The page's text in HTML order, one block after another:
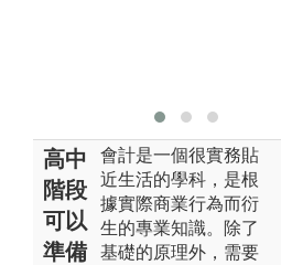
高中
階段
可以
準備
會計是一個很實務貼
近生活的學科，是根
據實際商業行為而衍
生的專業知識。除了
基礎的原理外，需要